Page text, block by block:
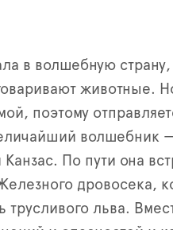
в волшебную страну,
животные.
поэтому
волшебник
По пути она
дровосека,
льва.